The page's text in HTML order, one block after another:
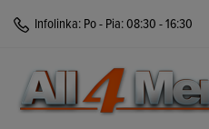
Infolinka: Po - Pia: 08:30 - 16:30